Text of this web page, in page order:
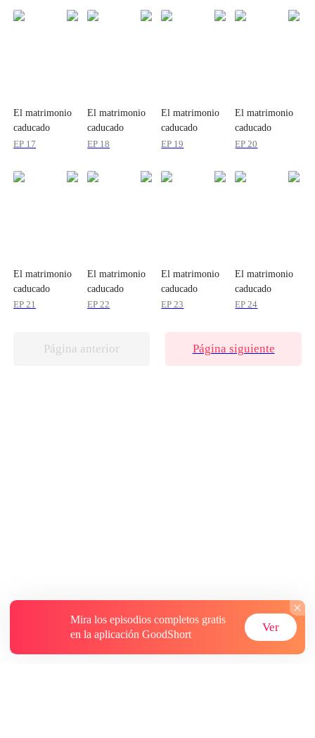
El matrimonio
caducado
EP 17
El matrimonio
caducado
EP 18
El matrimonio
caducado
EP 19
El matrimonio
caducado
EP 20
El matrimonio
caducado
EP 21
El matrimonio
caducado
EP 22
El matrimonio
caducado
EP 23
El matrimonio
caducado
EP 24
Página anterior Página siguiente
Mira los episodios completos gratis
en la aplicación GoodShort
Ver